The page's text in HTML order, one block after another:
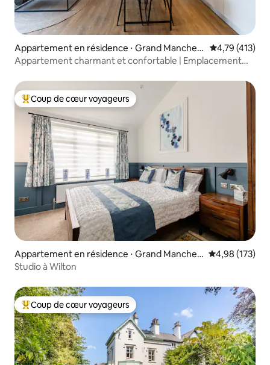
Appartement en résidence ⋅ Grand Manchest
er
Évaluation
4,79 (413)
Appartement charmant et confortable | Emplacement
Coups de cœur voyageurs les plus appréciés
Coup de cœur voyageurs
Appartement en résidence ⋅ Grand Manches
ter
Évaluation
4,98 (173)
Studio à Wilton
Coups de cœur voyageurs les plus appréciés
Coup de cœur voyageurs